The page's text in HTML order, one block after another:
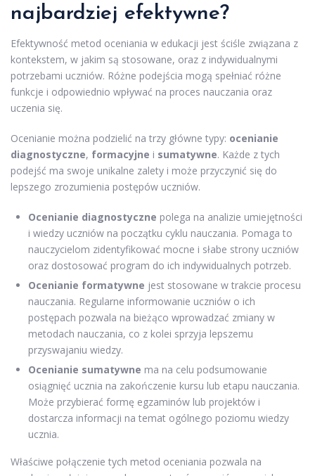
najbardziej efektywne?
Efektywność metod oceniania w edukacji jest ściśle związana z
kontekstem, w jakim są stosowane, oraz z indywidualnymi
potrzebami uczniów. Różne podejścia mogą spełniać różne
funkcje i odpowiednio wpływać na proces nauczania oraz
uczenia się.
Ocenianie można podzielić na trzy główne typy: ocenianie
diagnostyczne, formacyjne i sumatywne. Każde z tych
podejść ma swoje unikalne zalety i może przyczynić się do
lepszego zrozumienia postępów uczniów.
Ocenianie diagnostyczne polega na analizie umiejętności
i wiedzy uczniów na początku cyklu nauczania. Pomaga to
nauczycielom zidentyfikować mocne i słabe strony uczniów
oraz dostosować program do ich indywidualnych potrzeb.
Ocenianie formatywne jest stosowane w trakcie procesu
nauczania. Regularne informowanie uczniów o ich
postępach pozwala na bieżąco wprowadzać zmiany w
metodach nauczania, co z kolei sprzyja lepszemu
przyswajaniu wiedzy.
Ocenianie sumatywne ma na celu podsumowanie
osiągnięć ucznia na zakończenie kursu lub etapu nauczania.
Może przybierać formę egzaminów lub projektów i
dostarcza informacji na temat ogólnego poziomu wiedzy
ucznia.
Właściwe połączenie tych metod oceniania pozwala na